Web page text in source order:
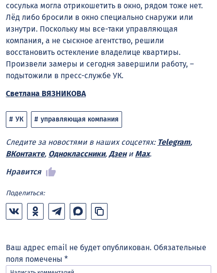
сосулька могла отрикошетить в окно, рядом тоже нет.
Лёд либо бросили в окно специально снаружи или
изнутри. Поскольку мы все-таки управляющая
компания, а не сыскное агентство, решили
восстановить остекление владелице квартиры.
Произвели замеры и сегодня завершили работу, –
подытожили в пресс-службе УК.
Светлана ВЯЗНИКОВА
УК управляющая компания
Следите за новостями в наших соцсетях: Telegram,
ВКонтакте, Одноклассники, Дзени Max.
Нравится
Поделиться:
Ваш адрес email не будет опубликован. Обязательные
поля помечены *